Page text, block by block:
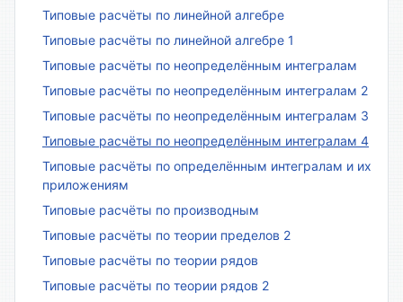
Типовые расчёты по линейной алгебре
Типовые расчёты по линейной алгебре 1
Типовые расчёты по неопределённым интегралам
Типовые расчёты по неопределённым интегралам 2
Типовые расчёты по неопределённым интегралам 3
Типовые расчёты по неопределённым интегралам 4
Типовые расчёты по определённым интегралам и их
приложениям
Типовые расчёты по производным
Типовые расчёты по теории пределов 2
Типовые расчёты по теории рядов
Типовые расчёты по теории рядов 2